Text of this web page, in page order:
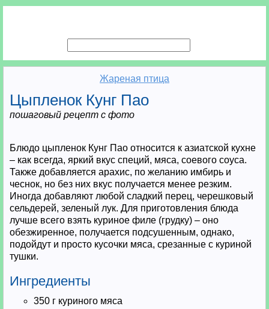
Жареная птица
Цыпленок Кунг Пао
пошаговый рецепт с фото
Блюдо цыпленок Кунг Пао относится к азиатской кухне
– как всегда, яркий вкус специй, мяса, соевого соуса.
Также добавляется арахис, по желанию имбирь и
чеснок, но без них вкус получается менее резким.
Иногда добавляют любой сладкий перец, черешковый
сельдерей, зеленый лук. Для приготовления блюда
лучше всего взять куриное филе (грудку) – оно
обезжиренное, получается подсушенным, однако,
подойдут и просто кусочки мяса, срезанные с куриной
тушки.
Ингредиенты
350 г куриного мяса